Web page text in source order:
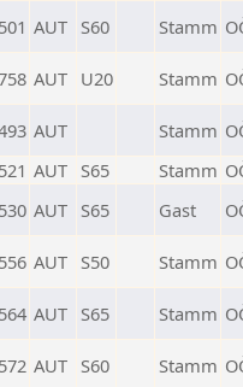
AUT S60 Stamm
AUT U20 Stamm
AUT Stamm
AUT S65 Stamm
AUT S65 Gast
AUT S50 Stamm
AUT S65 Stamm
AUT S60 Stamm